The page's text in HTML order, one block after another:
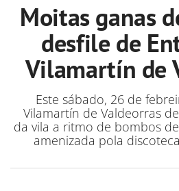
Moitas ganas
desfile de
Vilamartín de
Este sábado, 26 de
Vilamartín de Valdeorras
da vila a ritmo de bombos
amenizada pola